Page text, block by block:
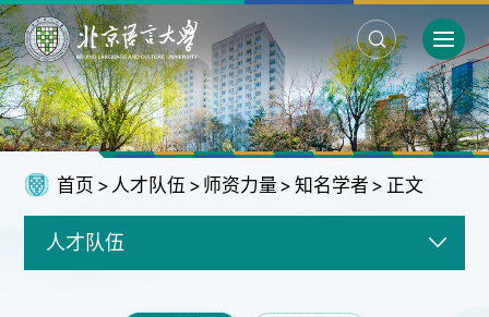
首页 > 人才队伍 > 师资力量 > 知名学者 > 正文
人才队伍